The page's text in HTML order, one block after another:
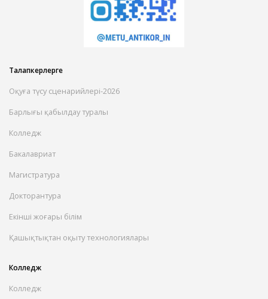
Талапкерлерге
Оқуға түсу сценарийлері-2026
Барлығы қабылдау туралы
Колледж
Бакалавриат
Магистратура
Докторантура
Екінші жоғары білім
Қашықтықтан оқыту технологиялары
Колледж
Колледж